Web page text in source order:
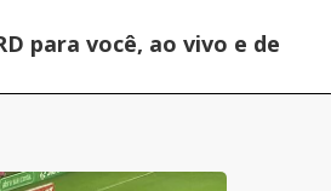
para você, ao vivo e de